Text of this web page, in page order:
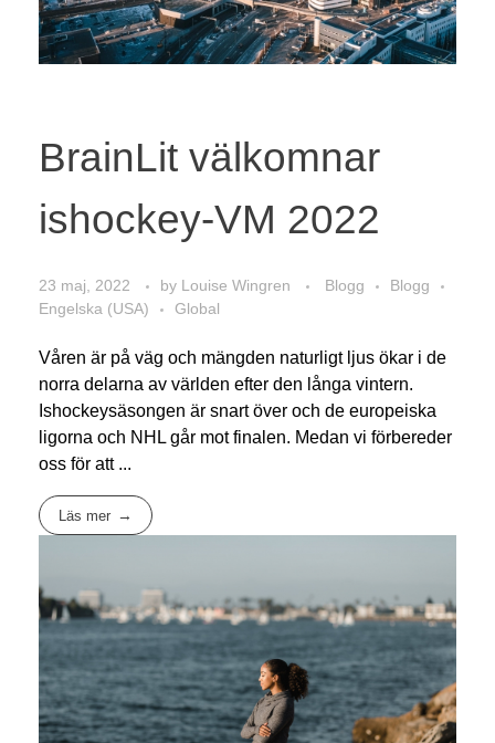
BrainLit välkomnar
ishockey-VM 2022
23 maj, 2022 by Louise Wingren Blogg
Blogg
Engelska (USA)
Global
Våren är på väg och mängden naturligt ljus ökar i de
norra delarna av världen efter den långa vintern.
Ishockeysäsongen är snart över och de europeiska
ligorna och NHL går mot finalen. Medan vi förbereder
oss för att ...
Läs mer